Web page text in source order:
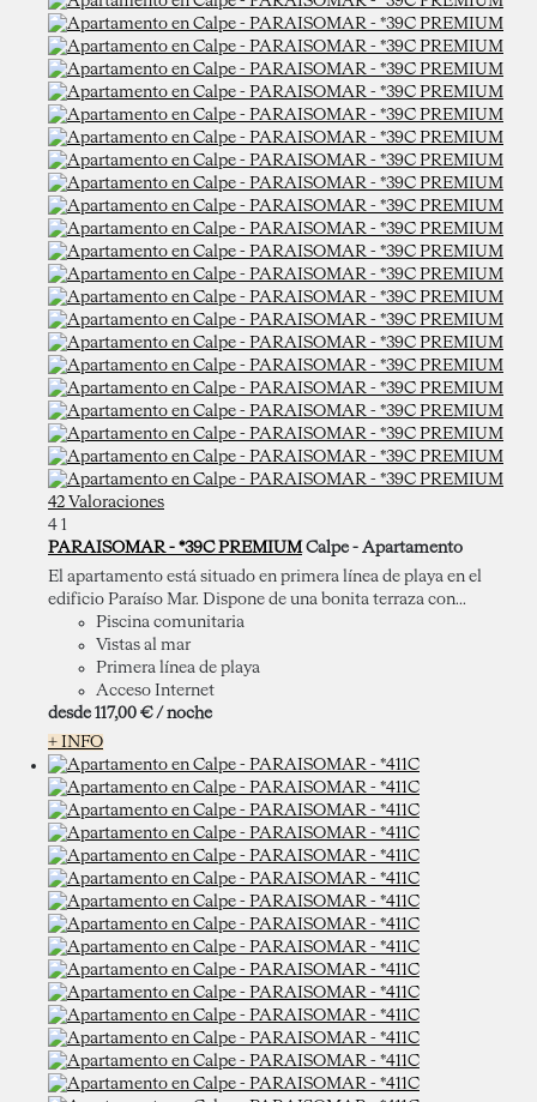
42 Valoraciones
4 1
PARAISOMAR - *39C PREMIUM Calpe - Apartamento
El apartamento está situado en primera línea de playa en el
edificio Paraíso Mar. Dispone de una bonita terraza con...
Piscina comunitaria
Vistas al mar
Primera línea de playa
Acceso Internet
desde 117,00 € / noche
+ INFO